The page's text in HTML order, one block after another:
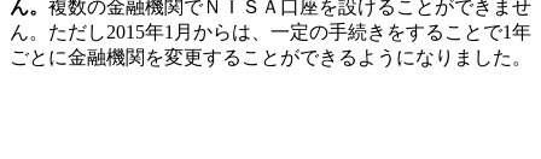
ん。 複数の金融機関でＮＩＳＡ口座を設けることができませ
ん。ただし2015年1月からは、一定の手続きをすることで1年
ごとに金融機関を変更することができるようになりました。